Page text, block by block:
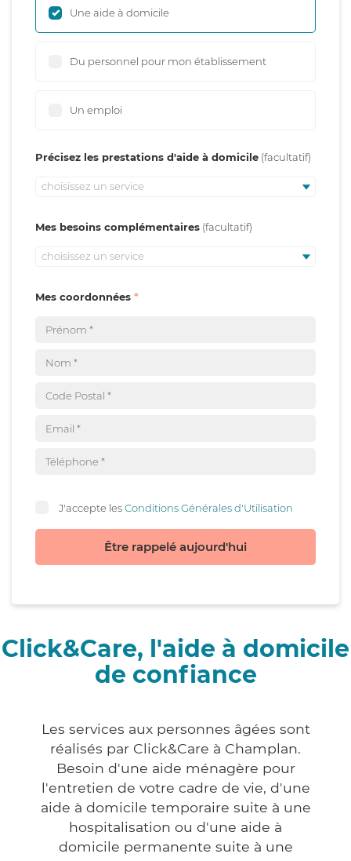
Une aide à domicile
Du personnel pour mon établissement
Un emploi
Précisez les prestations d'aide à domicile
choisissez un service
Mes besoins complémentaires
choisissez un service
Mes coordonnées
J'accepte lesConditions Générales d'Utilisation
Être rappelé aujourd'hui
Click&Care, l'aide à domicile
de confiance
Les services aux personnes âgées sont
réalisés par Click&Care à Champlan.
Besoin d'une aide ménagère pour
l'entretien de votre cadre de vie, d'une
aide à domicile temporaire suite à une
hospitalisation ou d'une aide à
domicile permanente suite à une